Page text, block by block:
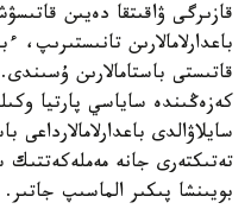
قازىرگى ۋاقىتقا دەيىن
باعدارلامالارىن تانىستىرىپ،
قاتىستى باستامالارىن
كەزەڭىندە ساياسي پارتيا
سايلاۋالدى
تەتىكتەرى جانە مەملەكەتتىك
بويىنشا پىكىر الماسىپ جاتىر.